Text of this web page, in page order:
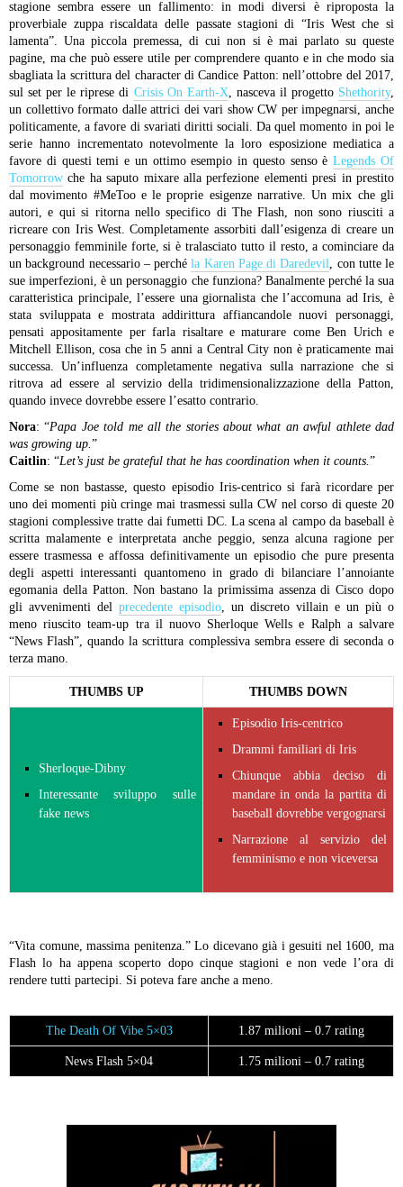
stagione sembra essere un fallimento: in modi diversi è riproposta la
proverbiale zuppa riscaldata delle passate stagioni di “Iris West che si
lamenta”.
Una piccola premessa, di cui non si è mai parlato su queste
pagine, ma che può essere utile per comprendere quanto e in che modo sia
sbagliata la scrittura del character di Candice Patton: nell’ottobre del 2017,
sul set per le riprese di Crisis On Earth-X , nasceva il progetto Shethority,
un collettivo formato dalle attrici dei vari show CW per impegnarsi, anche
politicamente, a favore di svariati diritti sociali. Da quel momento in poi le
serie hanno incrementato notevolmente la loro esposizione mediatica a
favore di questi temi e un ottimo esempio in questo senso èLegends Of
Tomorrow che ha saputo mixare alla perfezione elementi presi in prestito
dal movimento #MeToo e le proprie esigenze narrative. Un mix che gli
autori, e qui si ritorna nello specifico di The Flash, non sono riusciti a
ricreare con Iris West. Completamente assorbiti dall’esigenza di creare un
personaggio femminile forte, si è tralasciato tutto il resto, a cominciare da
un background necessario – perchéla Karen Page di Daredevil
, con tutte le
sue imperfezioni, è un personaggio che funziona? Banalmente perché la sua
caratteristica principale, l’essere una giornalista che l’accomuna ad Iris, è
stata sviluppata e mostrata addirittura affiancandole nuovi personaggi,
pensati appositamente per farla risaltare e maturare come Ben Urich e
Mitchell Ellison, cosa che in 5 anni a Central City non è praticamente mai
successa. Un’influenza completamente negativa sulla narrazione che si
ritrova ad essere al servizio della tridimensionalizzazione della Patton,
quando invece dovrebbe essere l’esatto contrario.
Nora: “Papa Joe told me all the stories about what an awful athlete dad
was growing up. ”
Caitlin: “Let’s just be grateful that he has coordination when it counts. ”
Come se non bastasse, questo episodio Iris-centrico si farà ricordare per
uno dei momenti più cringe mai trasmessi sulla CW nel corso di queste 20
stagioni complessive tratte dai fumetti DC. La scena al campo da baseball è
scritta malamente e interpretata anche peggio, senza alcuna ragione per
essere trasmessa e affossa definitivamente un episodio che pure presenta
degli aspetti interessanti quantomeno in grado di bilanciare l’annoiante
egomania della Patton. Non bastano la primissima assenza di Cisco dopo
gli avvenimenti del precedente episodio , un discreto villain e un più o
meno riuscito team-up tra il nuovo Sherloque Wells e Ralph a salvare
“News Flash”, quando la scrittura complessiva sembra essere di seconda o
terza mano.
THUMBS UP THUMBS DOWN
Sherloque-Dibny
Interessante sviluppo sulle
fake news
Episodio Iris-centrico
Drammi familiari di Iris
Chiunque abbia deciso di
mandare in onda la partita di
baseball dovrebbe vergognarsi
Narrazione al servizio del
femminismo e non viceversa
“Vita comune, massima penitenza.” Lo dicevano già i gesuiti nel 1600, ma
Flash lo ha appena scoperto dopo cinque stagioni e non vede l’ora di
rendere tutti partecipi. Si poteva fare anche a meno.
The Death Of Vibe 5×03 1.87 milioni – 0.7 rating
News Flash 5×04 1.75 milioni – 0.7 rating